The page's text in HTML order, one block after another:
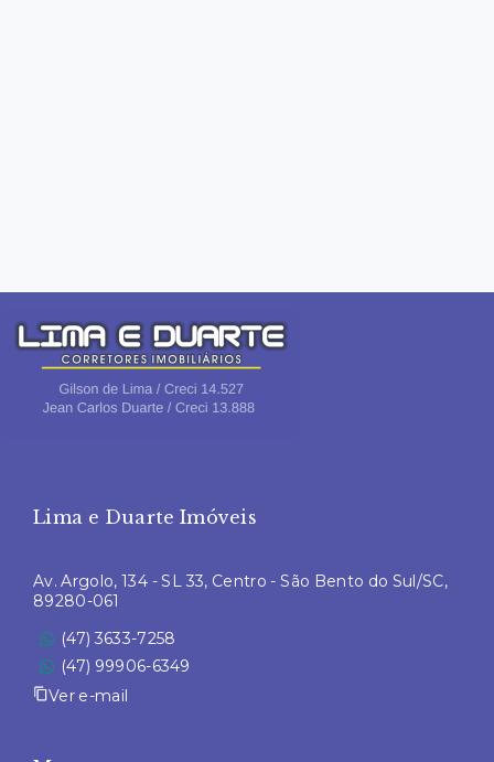
Lima e Duarte Imóveis
Av. Argolo, 134 - SL 33, Centro - São Bento do Sul/SC,
89280-061
(47) 3633-7258
(47) 99906-6349
Ver e-mail